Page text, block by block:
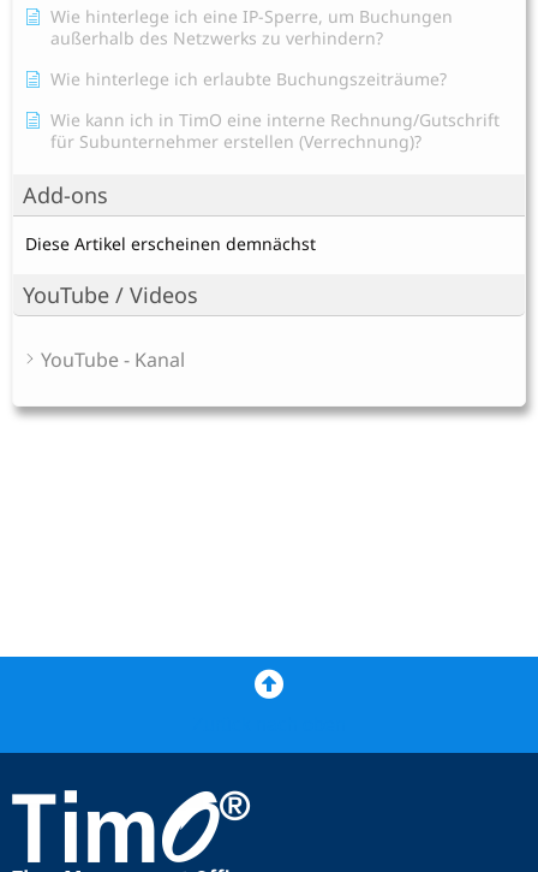
Wie hinterlege ich eine IP-Sperre, um Buchungen
außerhalb des Netzwerks zu verhindern?
Wie hinterlege ich erlaubte Buchungszeiträume?
Wie kann ich in TimO eine interne Rechnung/Gutschrift
für Subunternehmer erstellen (Verrechnung)?
Add-ons
Diese Artikel erscheinen demnächst
YouTube / Videos
YouTube - Kanal